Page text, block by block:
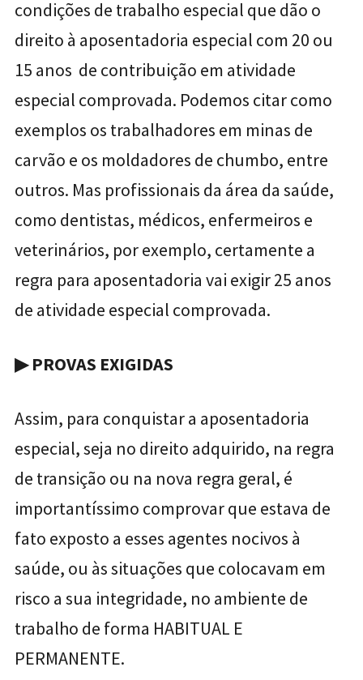
condições de trabalho especial que dão o
direito à aposentadoria especial com 20 ou
15 anos de contribuição em atividade
especial comprovada. Podemos citar como
exemplos os trabalhadores em minas de
carvão e os moldadores de chumbo, entre
outros. Mas profissionais da área da saúde,
como dentistas, médicos, enfermeiros e
veterinários, por exemplo, certamente a
regra para aposentadoria vai exigir 25 anos
de atividade especial comprovada.
▶PROVAS EXIGIDAS
Assim, para conquistar a aposentadoria
especial, seja no direito adquirido, na regra
de transição ou na nova regra geral, é
importantíssimo comprovar que estava de
fato exposto a esses agentes nocivos à
saúde, ou às situações que colocavam em
risco a sua integridade, no ambiente de
trabalho de forma HABITUAL E
PERMANENTE.